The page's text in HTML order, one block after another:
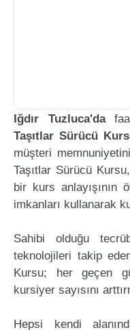
Iğdır Tuzluca'da
Taşıtlar Sürücü
müşteri
Taşıtlar Sürücü
bir kurs anlayışının
imkanları kullanarak
Sahibi olduğu
teknolojileri takip
Kursu; her geçen
kursiyer sayısını
Hepsi kendi